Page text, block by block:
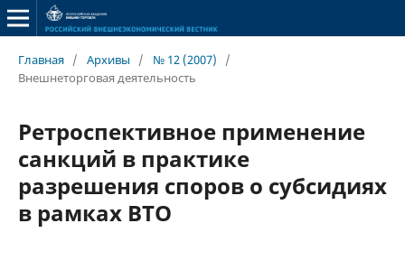
Главная / Архивы / № 12 (2007)
/
Внешнеторговая деятельность
Ретроспективное применение
санкций в практике
разрешения споров о субсидиях
в рамках ВТО